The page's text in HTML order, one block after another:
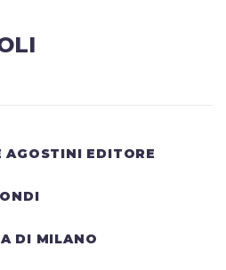
AGOSTINI EDITORE
DI MILANO